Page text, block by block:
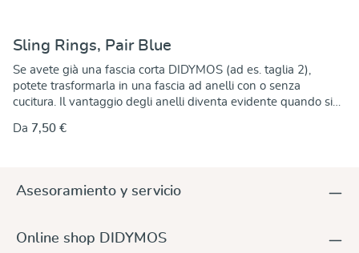
Sling Rings, Pair Blue
Se avete già una fascia corta DIDYMOS (ad es. taglia 2),
potete trasformarla in una fascia ad anelli con o senza
cucitura. Il vantaggio degli anelli diventa evidente quando si
l'estremità libera. Gli anelli bloccano saldamente il tessuto. Le
soffre di allergie. Piccole irregolarità nell'aspetto sono dovute
disponibili in un'ampia varietà di colori per abbinarsi a qualsiasi
fascia DIDYMOS. Dimensioni (diametro): 63,5 mm (nuovo!) 75
Da 7,50 €
Asesoramiento y servicio
Online shop DIDYMOS